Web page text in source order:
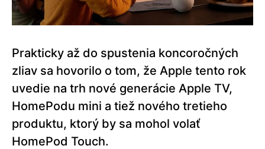
Prakticky až do spustenia koncoročných
zliav sa hovorilo o tom, že Apple tento rok
uvedie na trh nové generácie Apple TV,
HomePodu mini a tiež nového tretieho
produktu, ktorý by sa mohol volať
HomePod Touch.